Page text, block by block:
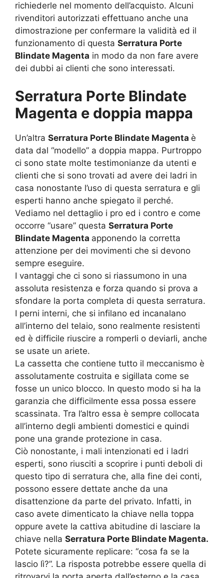
richiederle nel momento dell’acquisto. Alcuni
rivenditori autorizzati effettuano anche una
dimostrazione per confermare la validità ed il
funzionamento di questa Serratura Porte
Blindate Magenta in modo da non fare avere
dei dubbi ai clienti che sono interessati.
Serratura Porte Blindate
Magenta e doppia mappa
Un’altra Serratura Porte Blindate Magenta è
data dal “modello” a doppia mappa. Purtroppo
ci sono state molte testimonianze da utenti e
clienti che si sono trovati ad avere dei ladri in
casa nonostante l’uso di questa serratura e gli
esperti hanno anche spiegato il perché.
Vediamo nel dettaglio i pro ed i contro e come
occorre “usare” questa Serratura Porte
Blindate Magenta apponendo la corretta
attenzione per dei movimenti che si devono
sempre eseguire.
I vantaggi che ci sono si riassumono in una
assoluta resistenza e forza quando si prova a
sfondare la porta completa di questa serratura.
I perni interni, che si infilano ed incanalano
all’interno del telaio, sono realmente resistenti
ed è difficile riuscire a romperli o deviarli, anche
se usate un ariete.
La cassetta che contiene tutto il meccanismo è
assolutamente costruita e sigillata come se
fosse un unico blocco. In questo modo si ha la
garanzia che difficilmente essa possa essere
scassinata. Tra l’altro essa è sempre collocata
all’interno degli ambienti domestici e quindi
pone una grande protezione in casa.
Ciò nonostante, i mali intenzionati ed i ladri
esperti, sono riusciti a scoprire i punti deboli di
questo tipo di serratura che, alla fine dei conti,
possono essere dettate anche da una
disattenzione da parte del privato. Infatti, in
caso avete dimenticato la chiave nella toppa
oppure avete la cattiva abitudine di lasciare la
chiave nella Serratura Porte Blindate Magenta.
Potete sicuramente replicare: “cosa fa se la
lascio lì?”. La risposta potrebbe essere quella di